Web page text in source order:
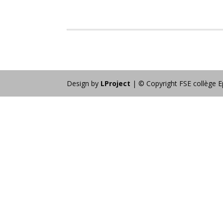
Design by LProject | © Copyright FSE collège